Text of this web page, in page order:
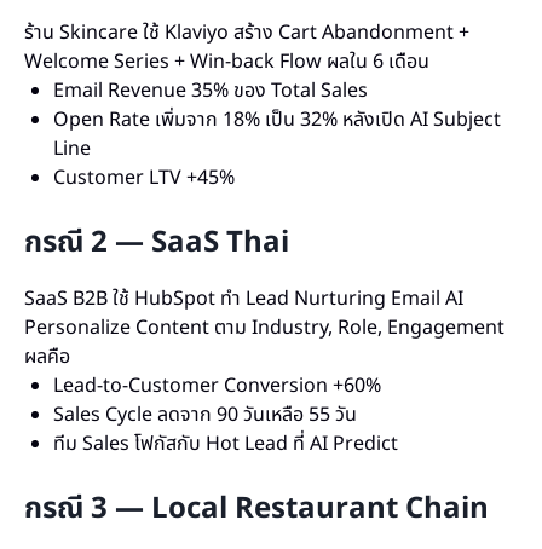
ร้าน Skincare ใช้ Klaviyo สร้าง Cart Abandonment +
Welcome Series + Win-back Flow ผลใน 6 เดือน
Email Revenue 35% ของ Total Sales
Open Rate เพิ่มจาก 18% เป็น 32% หลังเปิด AI Subject
Line
Customer LTV +45%
กรณี 2 — SaaS Thai
SaaS B2B ใช้ HubSpot ทำ Lead Nurturing Email AI
Personalize Content ตาม Industry, Role, Engagement
ผลคือ
Lead-to-Customer Conversion +60%
Sales Cycle ลดจาก 90 วันเหลือ 55 วัน
ทีม Sales โฟกัสกับ Hot Lead ที่ AI Predict
กรณี 3 — Local Restaurant Chain